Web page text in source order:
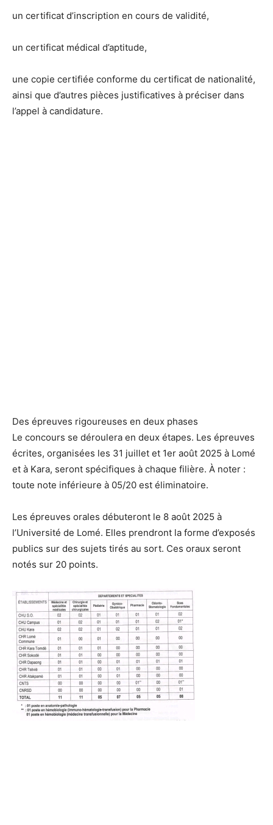
un certificat d’inscription en cours de validité,
un certificat médical d’aptitude,
une copie certifiée conforme du certificat de nationalité,
ainsi que d’autres pièces justificatives à préciser dans
l’appel à candidature.
Des épreuves rigoureuses en deux phases
Le concours se déroulera en deux étapes. Les épreuves
écrites, organisées les 31 juillet et 1er août 2025 à Lomé
et à Kara, seront spécifiques à chaque filière. À noter :
toute note inférieure à 05/20 est éliminatoire.
Les épreuves orales débuteront le 8 août 2025 à
l’Université de Lomé. Elles prendront la forme d’exposés
publics sur des sujets tirés au sort. Ces oraux seront
notés sur 20 points.